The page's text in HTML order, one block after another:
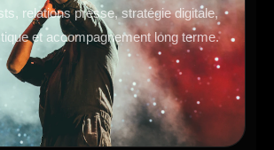
relations presse, stratégie digitale,
et accompagnement long terme.